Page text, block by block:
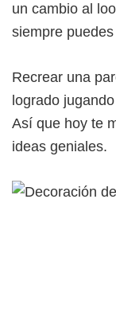
un cambio al
siempre
Recrear una
logrado
Así que hoy te
ideas geniales.